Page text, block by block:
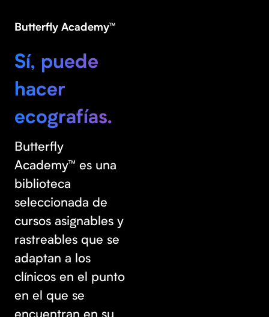
Butterfly Academy™
Sí, puede
hacer
ecografías.
Butterfly
Academy™ es una
biblioteca
seleccionada de
cursos asignables y
rastreables que se
adaptan a los
clínicos en el punto
en el que se
encuentran en su